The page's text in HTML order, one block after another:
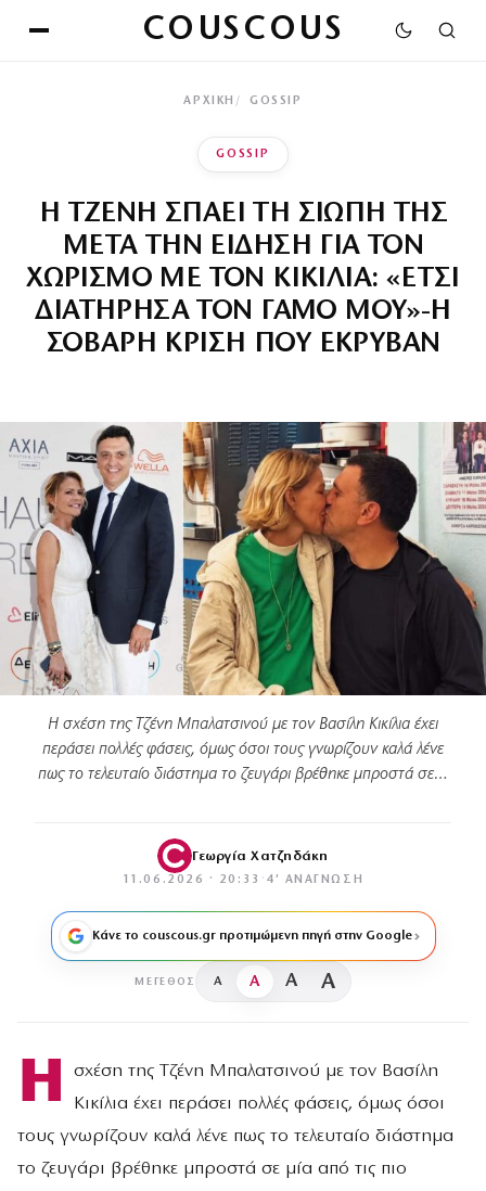
COUSCOUS
ΑΡΧΙΚΉ GOSSIP
GOSSIP
Η ΤΖΕΝΗ ΣΠΑΕΙ ΤΗ ΣΙΩΠΗ ΤΗΣ
ΜΕΤΑ ΤΗΝ ΕΙΔΗΣΗ ΓΙΑ ΤΟΝ
ΧΩΡΙΣΜΟ ΜΕ ΤΟΝ ΚΙΚΙΛΙΑ: «ΕΤΣΙ
ΔΙΑΤΗΡΗΣΑ ΤΟΝ ΓΑΜΟ ΜΟΥ»-Η
ΣΟΒΑΡΗ ΚΡΙΣΗ ΠΟΥ ΕΚΡΥΒΑΝ
Η σχέση της Τζένη Μπαλατσινού με τον Βασίλη Κικίλια έχει
περάσει πολλές φάσεις, όμως όσοι τους γνωρίζουν καλά λένε
πως το τελευταίο διάστημα το ζευγάρι βρέθηκε μπροστά σε…
Γεωργία Χατζηδάκη
11.06.2026 · 20:33 · 4′ ΑΝΆΓΝΩΣΗ
Κάνε το couscous.gr προτιμώμενη πηγή στην Google
ΜΈΓΕΘΟΣ A A A A
Η
σχέση της Τζένη Μπαλατσινού με τον Βασίλη
Κικίλια έχει περάσει πολλές φάσεις, όμως όσοι
τους γνωρίζουν καλά λένε πως το τελευταίο διάστημα
το ζευγάρι βρέθηκε μπροστά σε μία από τις πιο